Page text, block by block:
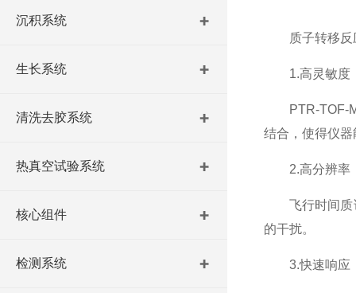
沉积系统
生长系统
清洗去胶系统
热真空试验系统
核心组件
检测系统
质子转移反
1.高灵敏度
PTR-TOF-MS
结合，使得仪
2.高分辨率
飞行时间质谱
的干扰。
3.快速响应